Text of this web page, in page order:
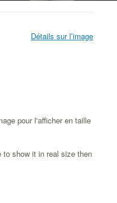
Détails sur l’image
pour l'afficher en taille
show it in real size then